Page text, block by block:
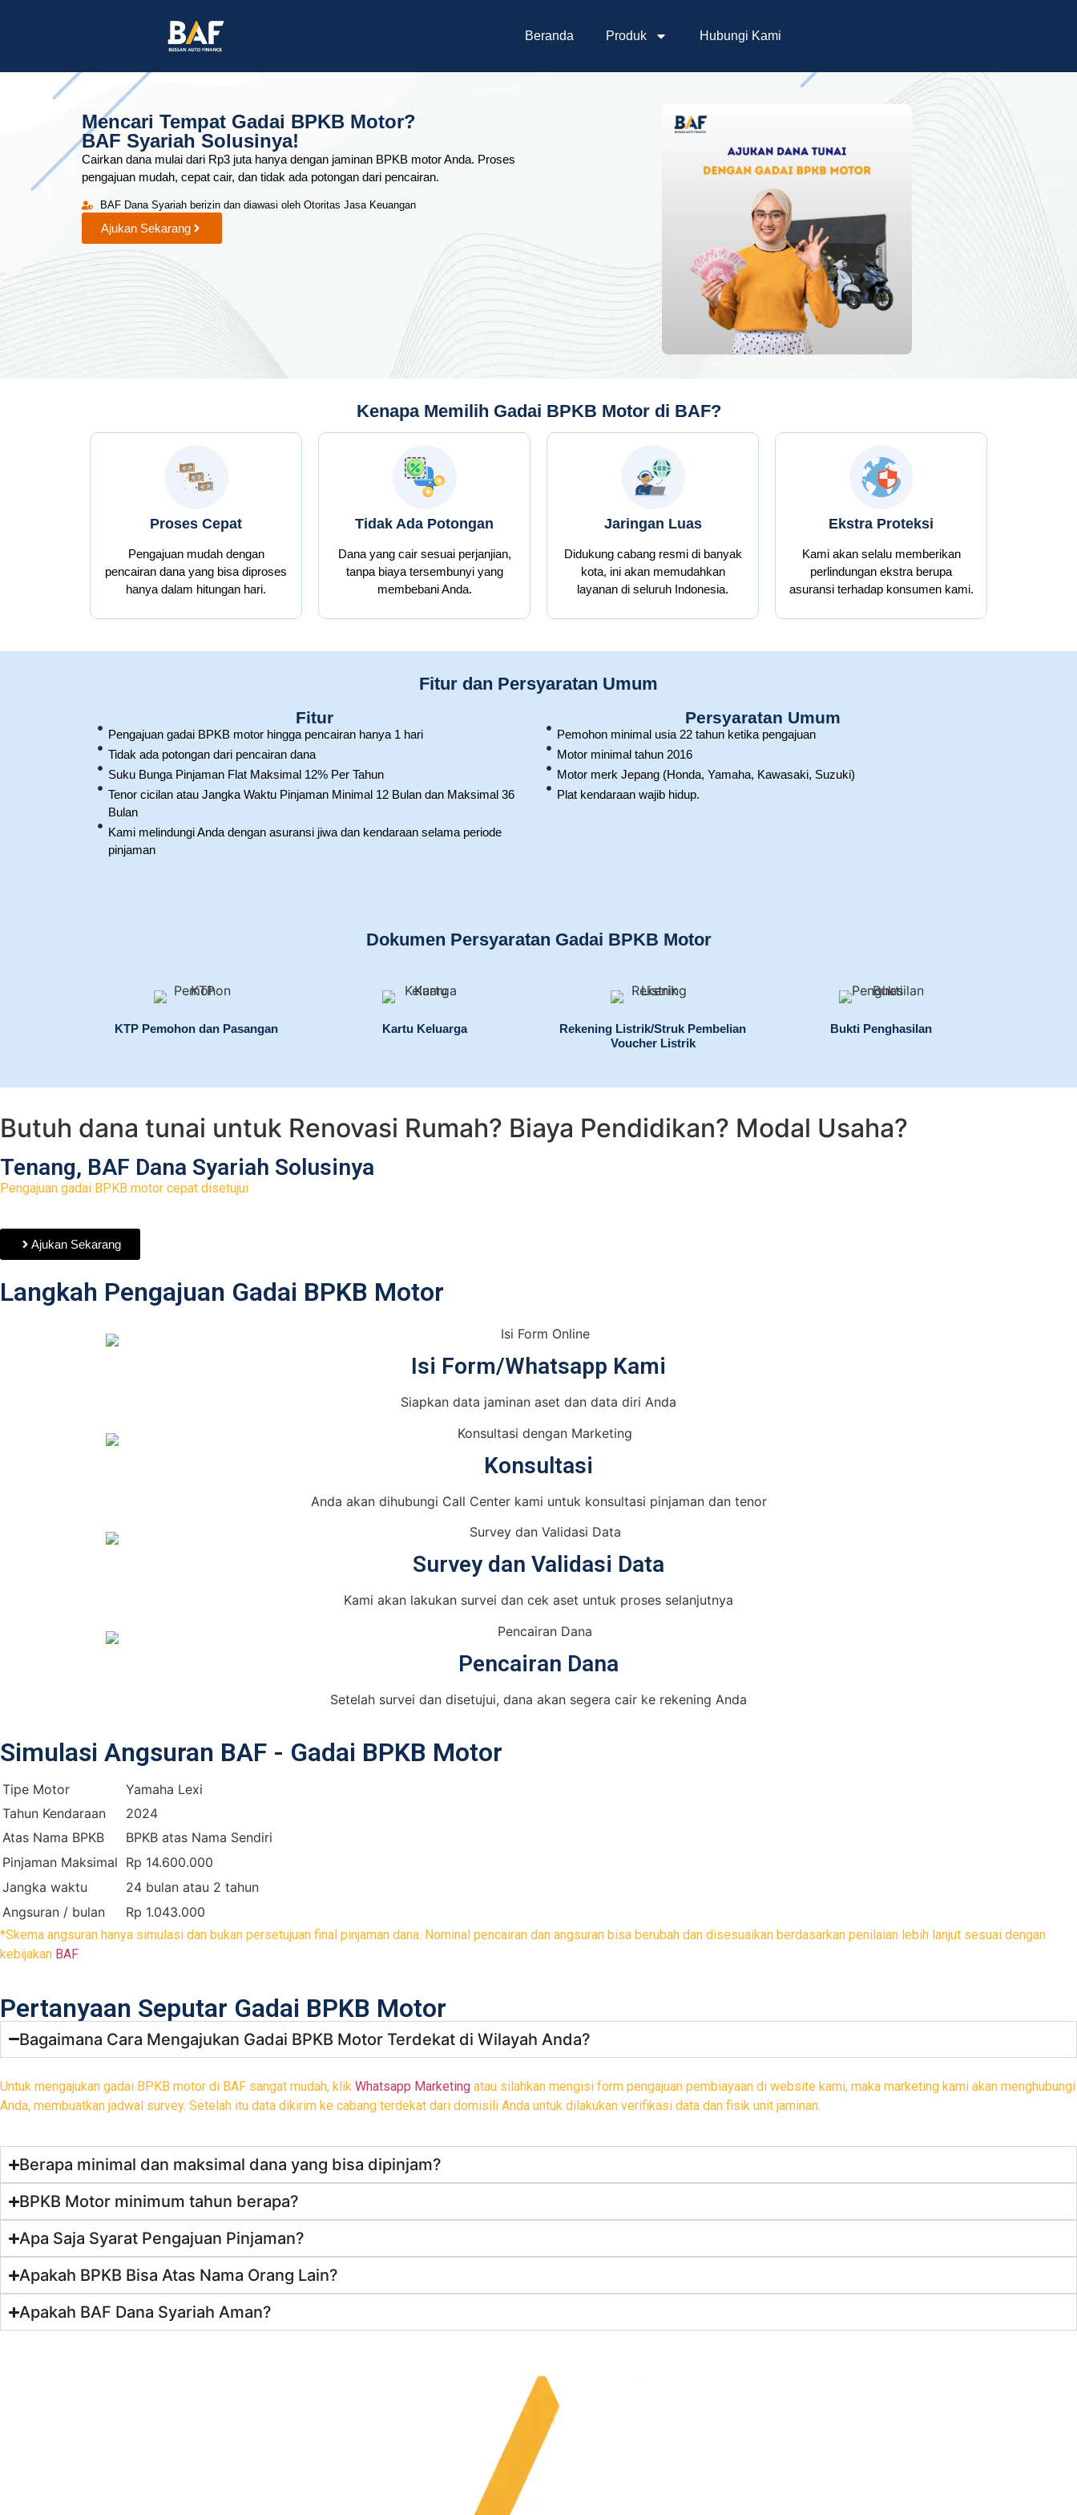
Beranda Produk Hubungi Kami
Mencari Tempat Gadai BPKB Motor?
BAF Syariah Solusinya!
Cairkan dana mulai dari Rp3 juta hanya dengan jaminan BPKB motor Anda. Proses
pengajuan mudah, cepat cair, dan tidak ada potongan dari pencairan.
BAF Dana Syariah berizin dan diawasi oleh Otoritas Jasa Keuangan
Ajukan Sekarang
Kenapa Memilih Gadai BPKB Motor di BAF?
Proses Cepat
Pengajuan mudah dengan
pencairan dana yang bisa diproses
hanya dalam hitungan hari.
Tidak Ada Potongan
Dana yang cair sesuai perjanjian,
tanpa biaya tersembunyi yang
membebani Anda.
Jaringan Luas
Didukung cabang resmi di banyak
kota, ini akan memudahkan
layanan di seluruh Indonesia.
Ekstra Proteksi
Kami akan selalu memberikan
perlindungan ekstra berupa
asuransi terhadap konsumen kami.
Fitur dan Persyaratan Umum
Fitur
Pengajuan gadai BPKB motor hingga pencairan hanya 1 hari
Tidak ada potongan dari pencairan dana
Suku Bunga Pinjaman Flat Maksimal 12% Per Tahun
Tenor cicilan atau Jangka Waktu Pinjaman Minimal 12 Bulan dan Maksimal 36
Bulan
Kami melindungi Anda dengan asuransi jiwa dan kendaraan selama periode
pinjaman
Persyaratan Umum
Pemohon minimal usia 22 tahun ketika pengajuan
Motor minimal tahun 2016
Motor merk Jepang (Honda, Yamaha, Kawasaki, Suzuki)
Plat kendaraan wajib hidup.
Dokumen Persyaratan Gadai BPKB Motor
KTP Pemohon dan Pasangan Kartu Keluarga
Rekening Listrik/Struk Pembelian
Voucher Listrik
Bukti Penghasilan
Butuh dana tunai untuk Renovasi Rumah? Biaya Pendidikan? Modal Usaha?
Tenang, BAF Dana Syariah Solusinya
Pengajuan gadai BPKB motor cepat disetujui
Ajukan Sekarang
Langkah Pengajuan Gadai BPKB Motor
Isi Form/Whatsapp Kami
Siapkan data jaminan aset dan data diri Anda
Konsultasi
Anda akan dihubungi Call Center kami untuk konsultasi pinjaman dan tenor
Survey dan Validasi Data
Kami akan lakukan survei dan cek aset untuk proses selanjutnya
Pencairan Dana
Setelah survei dan disetujui, dana akan segera cair ke rekening Anda
Simulasi Angsuran BAF - Gadai BPKB Motor
Tipe Motor
Yamaha Lexi
Tahun Kendaraan
2024
Atas Nama BPKB
BPKB atas Nama Sendiri
Pinjaman Maksimal Rp 14.600.000
Jangka waktu
24 bulan atau 2 tahun
Angsuran / bulan
Rp 1.043.000
*Skema angsuran hanya simulasi dan bukan persetujuan final pinjaman dana. Nominal pencairan dan angsuran bisa berubah dan disesuaikan berdasarkan penilaian lebih lanjut sesuai dengan
kebijakan BAF.
Pertanyaan Seputar Gadai BPKB Motor
Bagaimana Cara Mengajukan Gadai BPKB Motor Terdekat di Wilayah Anda?
Untuk mengajukan gadai BPKB motor di BAF sangat mudah, klik Whatsapp Marketing atau silahkan mengisi form pengajuan pembiayaan di website kami, maka marketing kami akan menghubungi
Anda, membuatkan jadwal survey. Setelah itu data dikirim ke cabang terdekat dari domisili Anda untuk dilakukan verifikasi data dan fisik unit jaminan.
Berapa minimal dan maksimal dana yang bisa dipinjam?
BPKB Motor minimum tahun berapa?
Apa Saja Syarat Pengajuan Pinjaman?
Apakah BPKB Bisa Atas Nama Orang Lain?
Apakah BAF Dana Syariah Aman?